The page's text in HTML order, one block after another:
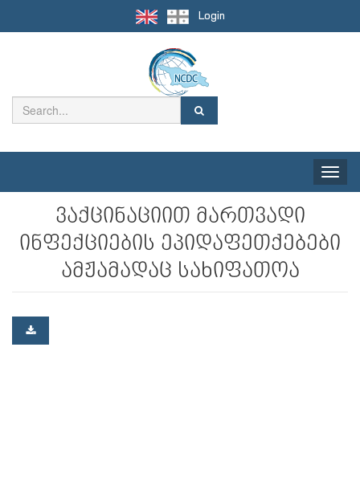
Login
Toggle
ვაქცინაციით მართვადი
ინფექციების ეპიდაფეთქებები
ამჟამადაც სახიფათოა